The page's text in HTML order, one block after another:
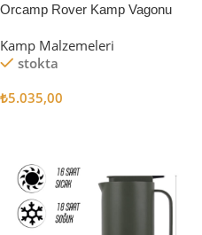
Orcamp Rover Kamp Vagonu
Kamp Malzemeleri
stokta
₺5.035,00